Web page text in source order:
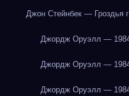
Джон Стейнбек — Гроздья
Джордж Оруэлл —
Джордж Оруэлл —
Джордж Оруэлл —